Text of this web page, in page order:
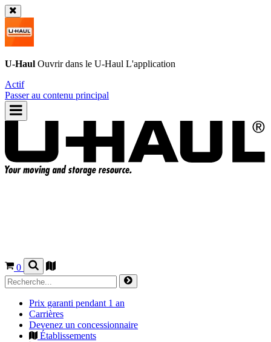
U-Haul Ouvrir dans le U-Haul L'application
Actif
Passer au contenu principal
0
Prix garanti pendant 1 an
Carrières
Devenez un concessionnaire
Établissements